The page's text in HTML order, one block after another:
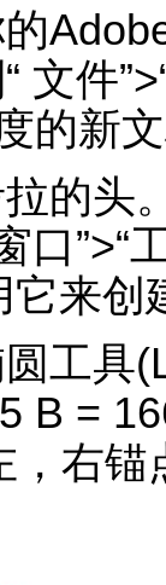
文件
的新
的头
口
它来创
工具
B =
，右